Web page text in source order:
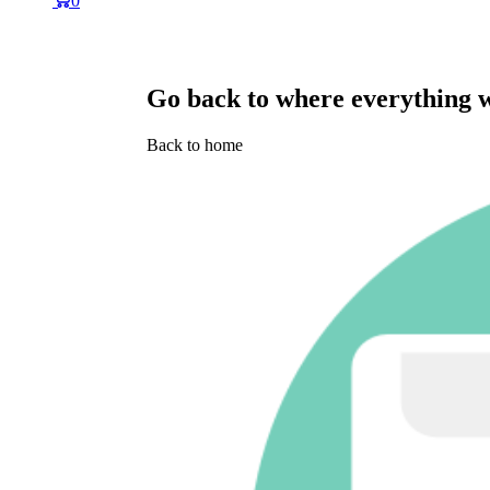
Go back to where everything
Back to home